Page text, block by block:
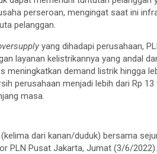
perseroan, mengingat saat ini
pelanggan.
yang dihadapi perusahaan,
layanan kelistrikannya yang andal
meningkatkan demand listrik hingga
perusahaan menjadi lebih dari Rp
masa.
dari kanan/duduk) bersama
PLN Pusat Jakarta, Jumat (3/6/